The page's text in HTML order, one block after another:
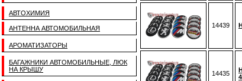
АВТОХИМИЯ
АНТЕННА АВТОМОБИЛЬНАЯ
АРОМАТИЗАТОРЫ
БАГАЖНИКИ АВТОМОБИЛЬНЫЕ, ЛЮК
НА КРЫШУ
14439
14435